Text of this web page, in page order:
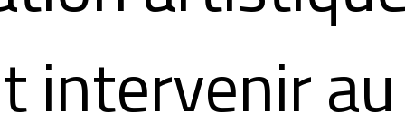
intervenir au